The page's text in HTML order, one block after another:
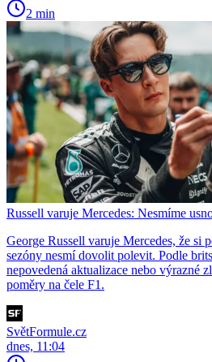
2 min
Russell varuje Mercedes: Nesmíme
George Russell varuje Mercedes, že si
sezóny nesmí dovolit polevit. Podle
nepovedená aktualizace nebo výrazné
poměry na čele F1.
SvětFormule.cz
dnes, 11:04